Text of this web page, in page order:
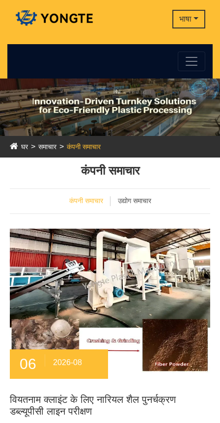
भाषा
घर समाचार कंपनी समाचार
कंपनी समाचार
कंपनी समाचार उद्योग समाचार
06 2026-08
वियतनाम क्लाइंट के लिए नारियल शैल पुनर्चक्रण
डब्ल्यूपीसी लाइन परीक्षण